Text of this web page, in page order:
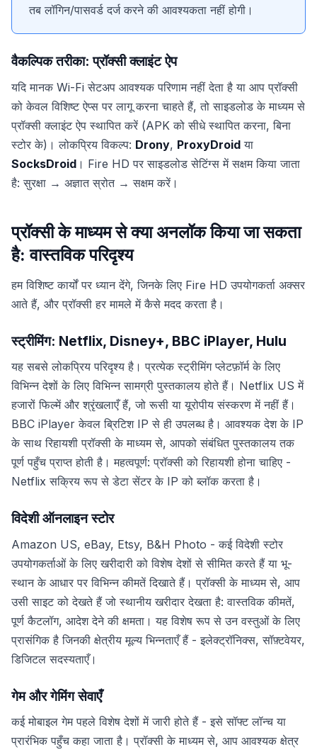
तब लॉगिन/पासवर्ड दर्ज करने की आवश्यकता नहीं होगी।
वैकल्पिक तरीका: प्रॉक्सी क्लाइंट ऐप
यदि मानक Wi-Fi सेटअप आवश्यक परिणाम नहीं देता है या आप प्रॉक्सी
को केवल विशिष्ट ऐप्स पर लागू करना चाहते हैं, तो साइडलोड के माध्यम से
प्रॉक्सी क्लाइंट ऐप स्थापित करें (APK को सीधे स्थापित करना, बिना
स्टोर के)। लोकप्रिय विकल्प: Drony, ProxyDroid या
SocksDroid । Fire HD पर साइडलोड सेटिंग्स में सक्षम किया जाता
है: सुरक्षा → अज्ञात स्रोत → सक्षम करें।
प्रॉक्सी के माध्यम से क्या अनलॉक किया जा सकता
है: वास्तविक परिदृश्य
हम विशिष्ट कार्यों पर ध्यान देंगे, जिनके लिए Fire HD उपयोगकर्ता अक्सर
आते हैं, और प्रॉक्सी हर मामले में कैसे मदद करता है।
स्ट्रीमिंग: Netflix, Disney+, BBC iPlayer, Hulu
यह सबसे लोकप्रिय परिदृश्य है। प्रत्येक स्ट्रीमिंग प्लेटफ़ॉर्म के लिए
विभिन्न देशों के लिए विभिन्न सामग्री पुस्तकालय होते हैं। Netflix US में
हजारों फिल्में और श्रृंखलाएँ हैं, जो रूसी या यूरोपीय संस्करण में नहीं हैं।
BBC iPlayer केवल ब्रिटिश IP से ही उपलब्ध है। आवश्यक देश के IP
के साथ रिहायशी प्रॉक्सी के माध्यम से, आपको संबंधित पुस्तकालय तक
पूर्ण पहुँच प्राप्त होती है। महत्वपूर्ण: प्रॉक्सी को रिहायशी होना चाहिए -
Netflix सक्रिय रूप से डेटा सेंटर के IP को ब्लॉक करता है।
विदेशी ऑनलाइन स्टोर
Amazon US, eBay, Etsy, B&H Photo - कई विदेशी स्टोर
उपयोगकर्ताओं के लिए खरीदारी को विशेष देशों से सीमित करते हैं या भू-
स्थान के आधार पर विभिन्न कीमतें दिखाते हैं। प्रॉक्सी के माध्यम से, आप
उसी साइट को देखते हैं जो स्थानीय खरीदार देखता है: वास्तविक कीमतें,
पूर्ण कैटलॉग, आदेश देने की क्षमता। यह विशेष रूप से उन वस्तुओं के लिए
प्रासंगिक है जिनकी क्षेत्रीय मूल्य भिन्नताएँ हैं - इलेक्ट्रॉनिक्स, सॉफ़्टवेयर,
डिजिटल सदस्यताएँ।
गेम और गेमिंग सेवाएँ
कई मोबाइल गेम पहले विशेष देशों में जारी होते हैं - इसे सॉफ्ट लॉन्च या
प्रारंभिक पहुँच कहा जाता है। प्रॉक्सी के माध्यम से, आप आवश्यक क्षेत्र